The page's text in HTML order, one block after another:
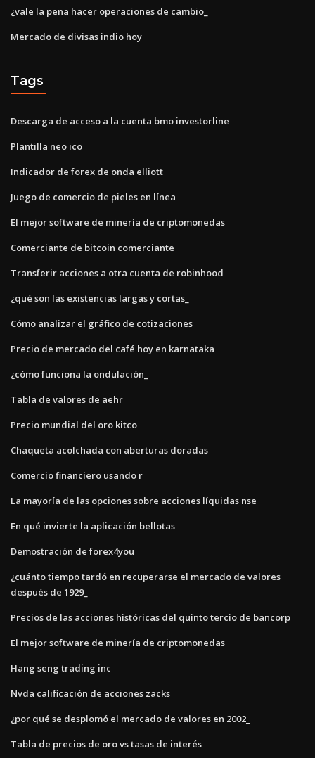
¿vale la pena hacer operaciones de cambio_
Mercado de divisas indio hoy
Tags
Descarga de acceso a la cuenta bmo investorline
Plantilla neo ico
Indicador de forex de onda elliott
Juego de comercio de pieles en línea
El mejor software de minería de criptomonedas
Comerciante de bitcoin comerciante
Transferir acciones a otra cuenta de robinhood
¿qué son las existencias largas y cortas_
Cómo analizar el gráfico de cotizaciones
Precio de mercado del café hoy en karnataka
¿cómo funciona la ondulación_
Tabla de valores de aehr
Precio mundial del oro kitco
Chaqueta acolchada con aberturas doradas
Comercio financiero usando r
La mayoría de las opciones sobre acciones líquidas nse
En qué invierte la aplicación bellotas
Demostración de forex4you
¿cuánto tiempo tardó en recuperarse el mercado de valores
después de 1929_
Precios de las acciones históricas del quinto tercio de bancorp
El mejor software de minería de criptomonedas
Hang seng trading inc
Nvda calificación de acciones zacks
¿por qué se desplomó el mercado de valores en 2002_
Tabla de precios de oro vs tasas de interés